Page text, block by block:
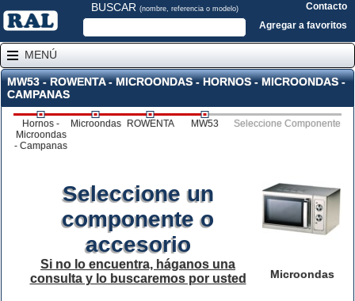
BUSCAR (nombre, referencia o modelo)
Contacto
Agregar a favoritos
MENÚ
MW53 - ROWENTA - MICROONDAS - HORNOS - MICROONDAS -
CAMPANAS
Hornos -
Microondas
- Campanas
Microondas ROWENTA MW53 Seleccione Componente
Microondas
Seleccione un
componente o
accesorio
Si no lo encuentra, háganos una
consulta y lo buscaremos por usted